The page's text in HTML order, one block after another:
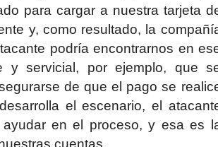
para cargar a nuestra tarjeta
y, como resultado, la
podría encontrarnos en
y servicial, por ejemplo, que
de que el pago se
el escenario, el
en el proceso, y esa es